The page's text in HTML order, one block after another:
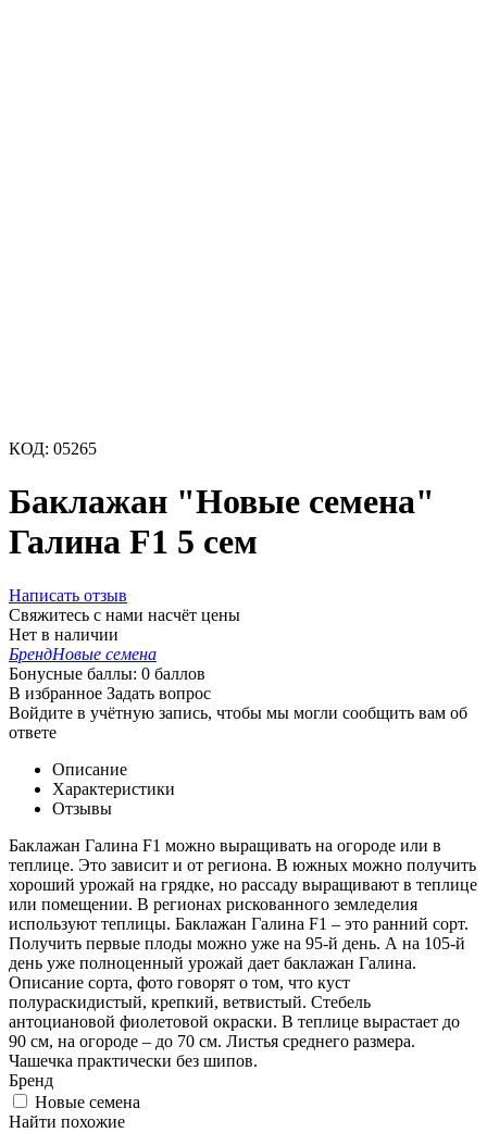
КОД: 05265
Баклажан "Новые семена"
Галина F1 5 сем
Написать отзыв
Свяжитесь с нами насчёт цены
Нет в наличии
БрендНовые семена
Бонусные баллы: 0 баллов
В избранное Задать вопрос
Войдите в учётную запись, чтобы мы могли сообщить вам об
ответе
Описание
Характеристики
Отзывы
Баклажан Галина F1 можно выращивать на огороде или в
теплице. Это зависит и от региона. В южных можно получить
хороший урожай на грядке, но рассаду выращивают в теплице
или помещении. В регионах рискованного земледелия
используют теплицы. Баклажан Галина F1 – это ранний сорт.
Получить первые плоды можно уже на 95-й день. А на 105-й
день уже полноценный урожай дает баклажан Галина.
Описание сорта, фото говорят о том, что куст
полураскидистый, крепкий, ветвистый. Стебель
антоциановой фиолетовой окраски. В теплице вырастает до
90 см, на огороде – до 70 см. Листья среднего размера.
Чашечка практически без шипов.
Бренд
Новые семена
Найти похожие